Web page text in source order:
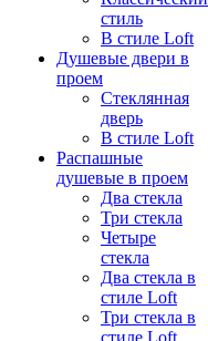
стиль
В стиле Loft
Душевые двери в
проем
Стеклянная
дверь
В стиле Loft
Распашные
душевые в проем
Два стекла
Три стекла
Четыре
стекла
Два стекла в
стиле Loft
Три стекла в
стиле Loft